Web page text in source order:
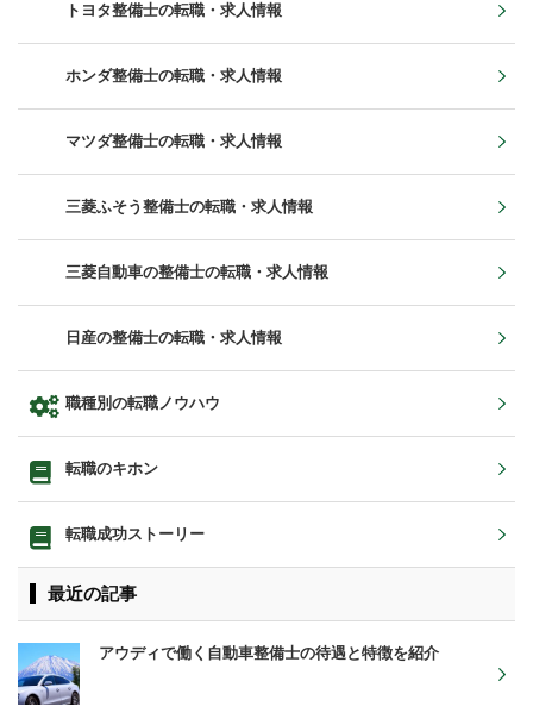
トヨタ整備士の転職・求人情報
ホンダ整備士の転職・求人情報
マツダ整備士の転職・求人情報
三菱ふそう整備士の転職・求人情報
三菱自動車の整備士の転職・求人情報
日産の整備士の転職・求人情報
職種別の転職ノウハウ
転職のキホン
転職成功ストーリー
最近の記事
アウディで働く自動車整備士の待遇と特徴を紹介